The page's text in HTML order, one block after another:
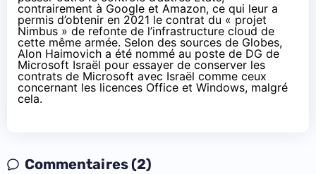
contrairement à Google et Amazon, ce qui leur a
permis d’obtenir en 2021 le contrat du « projet
Nimbus » de refonte de l’infrastructure cloud de
cette même armée. Selon des sources de Globes,
Alon Haimovich a été nommé au poste de DG de
Microsoft Israël pour essayer de conserver les
contrats de Microsoft avec Israël comme ceux
concernant les licences Office et Windows, malgré
cela.
Commentaires (2)